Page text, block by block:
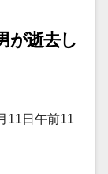
が逝去し
11日午前11